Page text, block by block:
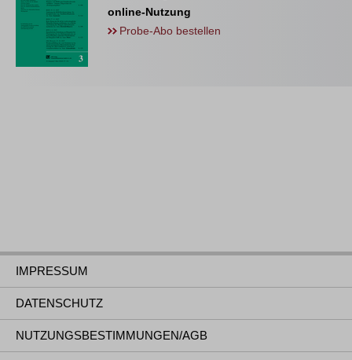
online-Nutzung
Probe-Abo bestellen
IMPRESSUM
DATENSCHUTZ
NUTZUNGSBESTIMMUNGEN/AGB